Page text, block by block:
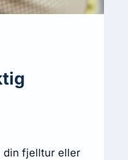
din fjelltur eller